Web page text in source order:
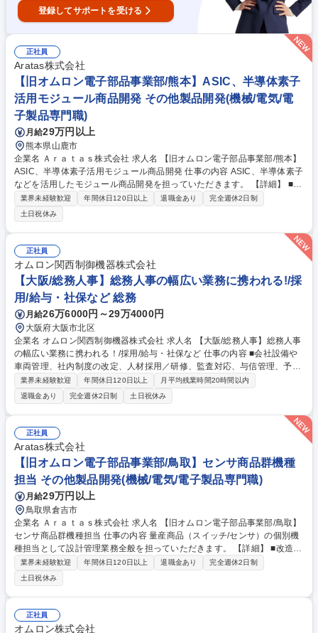
登録してサポートを受ける
正社員
Aratas株式会社
【旧オムロン電子部品事業部/熊本】ASIC、半導体素子
活用モジュール商品開発 その他製品開発(機械/電気/電
子製品専門職)
月給29万円以上
熊本県山鹿市
企業名 Ａｒａｔａｓ株式会社 求人名 【旧オムロン電子部品事業部/熊本】
ASIC、半導体素子活用モジュール商品開発 仕事の内容 ASIC、半導体素子
などを活用したモジュール商品開発を担っていただきます。 【詳細】 ■商
品開発のテーマリーダとして、関係部門と連携してのテーマ推進。 ■評価
ボードの作製、評価 ■協業先（半導体製造メーカ等）との技術的なディス
カッションや、工程の管理 募集職種 【旧オムロン電子部品事業部/熊本】
ASIC、半導体素子活用モジュール商品開発
業界未経験歓迎 年間休日120日以上 退職金あり
完全週休2日制
土日祝休み
正社員
オムロン関西制御機器株式会社
【大阪/総務人事】総務人事の幅広い業務に携われる!/採
用/給与・社保など 総務
月給26万6000円～29万4000円
大阪府大阪市北区
企業名 オムロン関西制御機器株式会社 求人名 【大阪/総務人事】総務人事
の幅広い業務に携われる！/採用/給与・社保など 仕事の内容 ■会社設備や
車両管理、社内制度の改定、人材採用／研修、監査対応、与信管理、予算
案策定など、庶務から経営に近い領域まで幅広く担う管理部門の中心ポジ
ションです。 【入社後すぐにお任せしたい業務】■採用業務（新卒・中
途）■車両・ファシリティ管理■社内制度の改定、運用■与信管理■各種実
務対応■請求書管理■給与・社会保険対応 【ゆくゆくお任せしたい業務】■
安全衛生に係る業務／監査対応（ISO9001／ISO14001）■社員研修対応／
人事制度の改定、立案／人事異動、組織変更対応■管理会計資料（PL作成
等）／経費予算の策定 募集職種 【大阪/総務人事】総務人事の幅広い業務
に携われる！/採用/給与・社保など
業界未経験歓迎 年間休日120日以上
月平均残業時間20時間以内
退職金あり
完全週休2日制 土日祝休み
正社員
Aratas株式会社
【旧オムロン電子部品事業部/鳥取】センサ商品群機種
担当 その他製品開発(機械/電気/電子製品専門職)
月給29万円以上
鳥取県倉吉市
企業名 Ａｒａｔａｓ株式会社 求人名 【旧オムロン電子部品事業部/鳥取】
センサ商品群機種担当 仕事の内容 量産商品（スイッチ/センサ）の個別機
種担当として設計管理業務全般を担っていただきます。 【詳細】 ■改造商
品テーマの設計変更計画、検討、最終判定、初回品判定までプロセス全体
のコントロール ■図面、製品仕様書など技術文書管理 ■テクニカルサービ
ス資料の提供 ■VE/生産性改善テーマの立案、実行 募集職種 【旧オムロン
電子部品事業部/鳥取】センサ商品群機種担当
業界未経験歓迎 年間休日120日以上 退職金あり
完全週休2日制
土日祝休み
正社員
オムロン株式会社